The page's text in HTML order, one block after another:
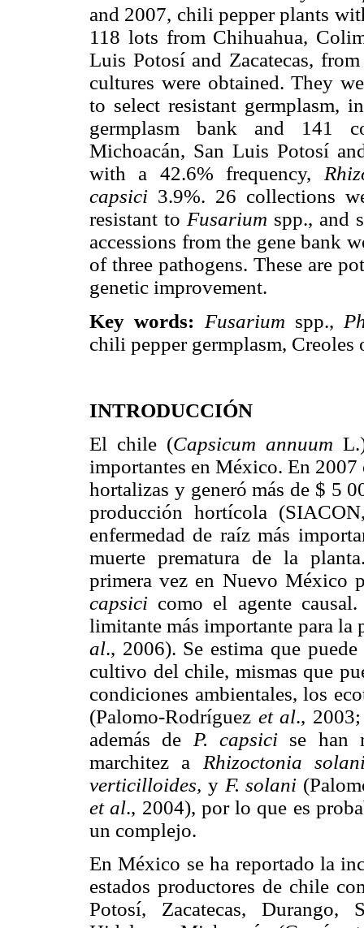
and 2007, chili pepper plants
118 lots from Chihuahua,
Luis Potosí and Zacatecas,
cultures were obtained. They
to select resistant germplasm,
germplasm bank and 141
Michoacán, San Luis Potosí
with a 42.6% frequency,
capsici 3.9%. 26 collections
resistant to Fusarium spp., and
accessions from the gene bank
of three pathogens. These are
genetic improvement.
Key words:
Fusarium spp.,
chili pepper germplasm, Creoles
INTRODUCCIÓN
El chile (Capsicum annuum
importantes en México. En
hortalizas y generó más de $ 5
producción hortícola
enfermedad de raíz más
muerte prematura de la
primera vez en Nuevo México
capsici como el agente
limitante más importante para
al., 2006). Se estima que
cultivo del chile, mismas que
condiciones ambientales, los
(Palomo-Rodríguez et al.,
además de P. capsici se han
marchitez a Rhizoctonia
verticilloides, y F. solani
et al., 2004), por lo que es
un complejo.
En México se ha reportado la
estados productores de chile
Potosí, Zacatecas, Durango,